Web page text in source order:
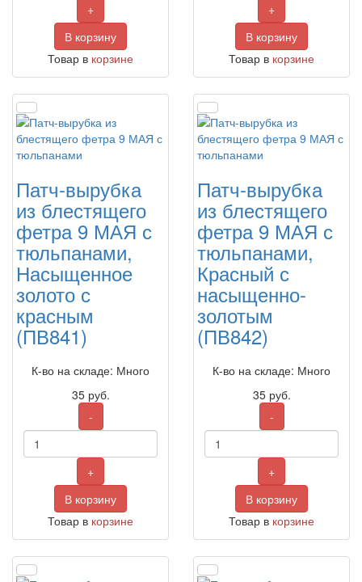
+
В корзину
Товар в корзине
+
В корзину
Товар в корзине
Патч-вырубка
из блестящего
фетра 9 МАЯ с
тюльпанами,
Насыщенное
золото с
красным
(ПВ841)
К-во на складе: Много
35 руб.
-
+
В корзину
Товар в корзине
Патч-вырубка
из блестящего
фетра 9 МАЯ с
тюльпанами,
Красный с
насыщенно-
золотым
(ПВ842)
К-во на складе: Много
35 руб.
-
+
В корзину
Товар в корзине